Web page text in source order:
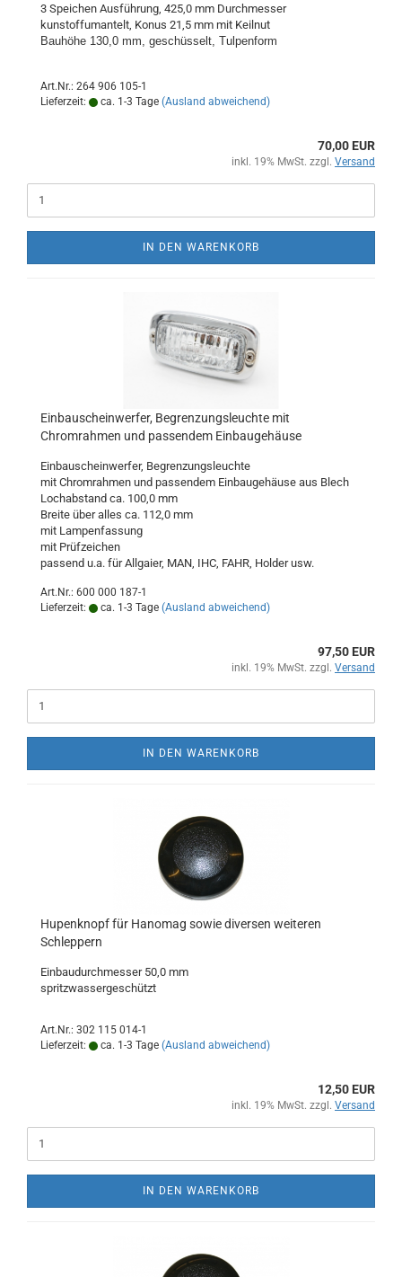
3 Speichen Ausführung, 425,0 mm Durchmesser
kunstoffumantelt, Konus 21,5 mm mit Keilnut
Bauhöhe 130,0 mm, geschüsselt, Tulpenform
Art.Nr.: 264 906 105-1
Lieferzeit:
ca. 1-3 Tage (Ausland abweichend)
70,00 EUR
inkl. 19% MwSt. zzgl. Versand
IN DEN WARENKORB
Einbauscheinwerfer, Begrenzungsleuchte mit
Chromrahmen und passendem Einbaugehäuse
Einbauscheinwerfer, Begrenzungsleuchte
mit Chromrahmen und passendem Einbaugehäuse aus Blech
Lochabstand ca. 100,0 mm
Breite über alles ca. 112,0 mm
mit Lampenfassung
mit Prüfzeichen
passend u.a. für Allgaier, MAN, IHC, FAHR, Holder usw.
Art.Nr.: 600 000 187-1
Lieferzeit:
ca. 1-3 Tage (Ausland abweichend)
97,50 EUR
inkl. 19% MwSt. zzgl. Versand
IN DEN WARENKORB
Hupenknopf für Hanomag sowie diversen weiteren
Schleppern
Einbaudurchmesser 50,0 mm
spritzwassergeschützt
Art.Nr.: 302 115 014-1
Lieferzeit:
ca. 1-3 Tage (Ausland abweichend)
12,50 EUR
inkl. 19% MwSt. zzgl. Versand
IN DEN WARENKORB